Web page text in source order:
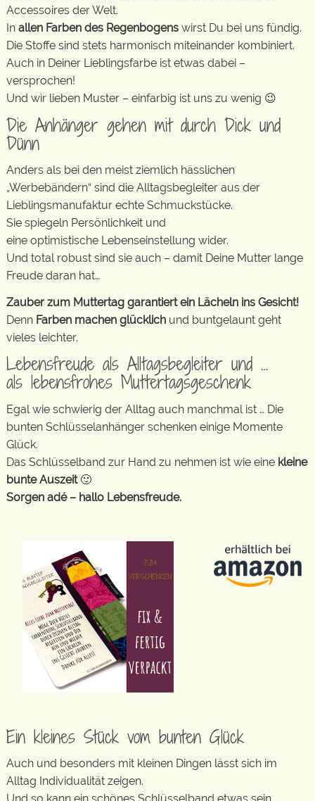
Accessoires der Welt.
In allen Farben des Regenbogens wirst Du bei uns fündig.
Die Stoffe sind stets harmonisch miteinander kombiniert.
Auch in Deiner Lieblingsfarbe ist etwas dabei –
versprochen!
Und wir lieben Muster – einfarbig ist uns zu wenig 😉
Die Anhänger gehen mit durch Dick und
Dünn
Anders als bei den meist ziemlich hässlichen
„Werbebändern“ sind die Alltagsbegleiter aus der
Lieblingsmanufaktur echte Schmuckstücke.
Sie spiegeln Persönlichkeit und
eine optimistische Lebenseinstellung wider.
Und total robust sind sie auch – damit Deine Mutter lange
Freude daran hat…
Zauber zum Muttertag garantiert ein Lächeln ins Gesicht!
Denn Farben machen glücklich und buntgelaunt geht
vieles leichter.
Lebensfreude als Alltagsbegleiter und …
als lebensfrohes Muttertagsgeschenk
Egal wie schwierig der Alltag auch manchmal ist … Die
bunten Schlüsselanhänger schenken einige Momente
Glück.
Das Schlüsselband zur Hand zu nehmen ist wie eine kleine
bunte Auszeit🙂
Sorgen adé – hallo Lebensfreude.
Ein kleines Stück vom bunten Glück
Auch und besonders mit kleinen Dingen lässt sich im
Alltag Individualität zeigen.